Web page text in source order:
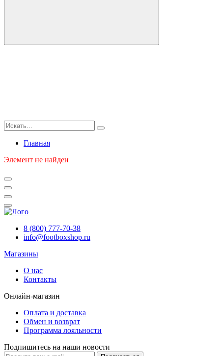
Главная
Элемент не найден
8 (800) 777-70-38
info@footboxshop.ru
Магазины
О нас
Контакты
Онлайн-магазин
Оплата и доставка
Обмен и возврат
Программа лояльности
Подпишитесь на наши новости